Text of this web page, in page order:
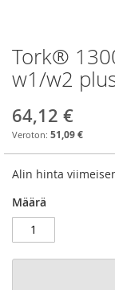
Skip
to
the
of
the
Tork®
w1/w2
64,12 €
51,09 €
Alin hinta
Määrä